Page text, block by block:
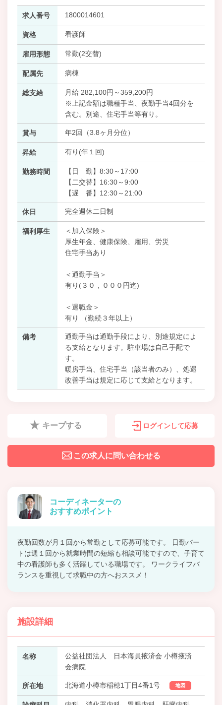
求人番号 1800014601
資格 看護師
雇用形態 常勤(2交替)
配属先 病棟
総支給
月給 282,100円～359,200円
※上記金額は職種手当、夜勤手当4回分を
含む。別途、住宅手当等有り。
賞与 年2回（3.8ヶ月分位）
昇給 有り(年１回)
勤務時間
【日 勤】8:30～17:00
【二交替】16:30～9:00
【遅 番】12:30～21:00
休日 完全週休二日制
福利厚生
＜加入保険＞
厚生年金、健康保険、雇用、労災
住宅手当あり
＜通勤手当＞
有り(３０，０００円迄)
＜退職金＞
有り （勤続３年以上）
備考
通勤手当は通勤手段により、別途規定によ
る支給となります。駐車場は自己手配で
す。
暖房手当、住宅手当（該当者のみ）、処遇
改善手当は規定に応じて支給となります。
キープする ログインして応募
この求人に問い合わせる
コーディネーターの
おすすめポイント
夜勤回数が月１回から常勤として応募可能です。 日勤パー
トは週１回から就業時間の短縮も相談可能ですので、子育て
中の看護師も多く活躍している職場です。 ワークライフバ
ランスを重視して求職中の方へおススメ！
施設詳細
名称
公益社団法人 日本海員掖済会 小樽掖済
会病院
所在地 北海道小樽市稲穂1丁目4番1号 地図